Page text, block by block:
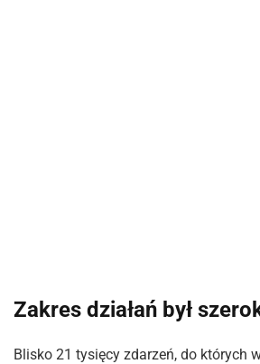
Zakres działań był
Blisko 21 tysięcy zdarzeń, do których